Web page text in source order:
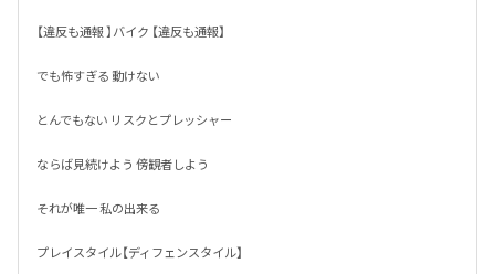
【違反も通報 】バイク 【違反も通報】
でも怖すぎる 動けない
とんでもない リスクとプレッシャー
ならば見続けよう 傍観者しよう
それが唯一 私の出来る
プレイスタイル【ディフェンスタイル】